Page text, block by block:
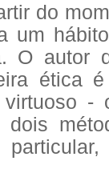
do
um
O autor
ética
-